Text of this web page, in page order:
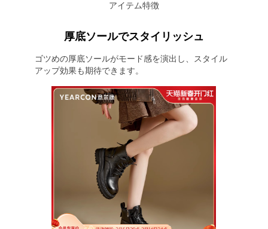
アイテム特徴
厚底ソールでスタイリッシュ
ゴツめの厚底ソールがモード感を演出し、スタイル
アップ効果も期待できます。